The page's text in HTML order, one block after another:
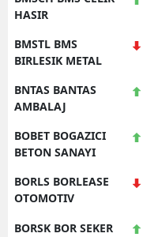
HASIR
BMSTL BMS
BIRLESIK METAL
BNTAS BANTAS
AMBALAJ
BOBET BOGAZICI
BETON SANAYI
BORLS BORLEASE
OTOMOTIV
BORSK BOR SEKER